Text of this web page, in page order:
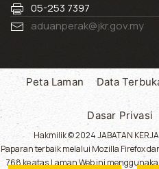
05-253 7397
aduanperak@jkr.gov.my
Peta Laman Data
Dasar Privasi
Hakmilik © 2024 JABATAN
Paparan terbaik melalui Mozilla Firefox
768 ke atas.Laman Web ini menggunakan